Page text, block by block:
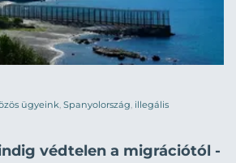
ügyeink, Spanyolország, illegális
védtelen a migrációtól -